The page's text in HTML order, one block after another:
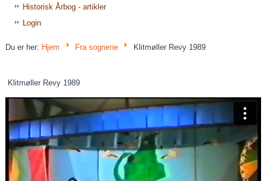
Historisk Årbog - artikler
Login
Du er her: Hjem Fra sognene Klitmøller Revy 1989
Klitmøller Revy 1989